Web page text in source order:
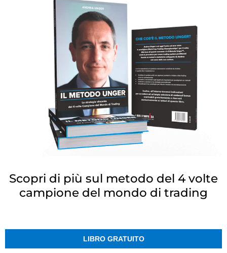
Scopri di più sul metodo del 4 volte
campione del mondo di trading
LIBRO GRATUITO